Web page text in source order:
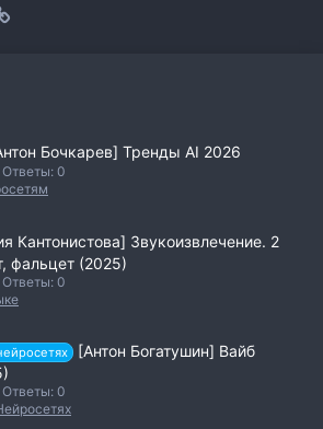
почта
Бочкарев] Тренды AI 2026
Ответы: 0
Кантонистова] Звукоизвлечение. 2
фальцет (2025)
Ответы: 0
[Антон Богатушин] Вайб
Ответы: 0